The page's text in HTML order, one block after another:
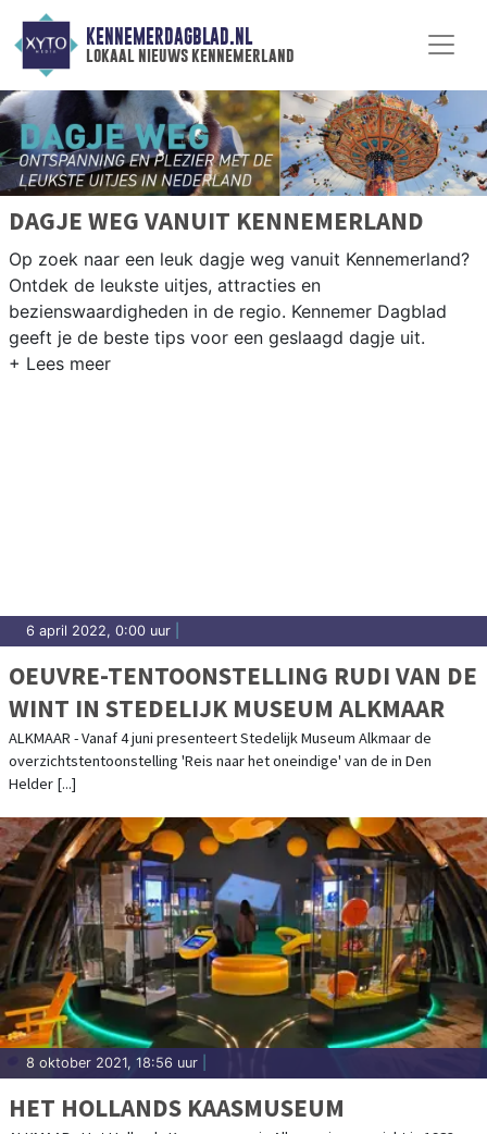
KENNEMERDAGBLAD.NL
lokaal nieuws kennemerland
DAGJE WEG VANUIT KENNEMERLAND
Op zoek naar een leuk dagje weg vanuit Kennemerland?
Ontdek de leukste uitjes, attracties en
bezienswaardigheden in de regio. Kennemer Dagblad
geeft je de beste tips voor een geslaagd dagje uit.
6 april 2022, 0:00 uur
OEUVRE-TENTOONSTELLING RUDI VAN DE
WINT IN STEDELIJK MUSEUM ALKMAAR
ALKMAAR - Vanaf 4 juni presenteert Stedelijk Museum Alkmaar de
overzichtstentoonstelling 'Reis naar het oneindige' van de in Den
Helder [...]
8 oktober 2021, 18:56 uur
HET HOLLANDS KAASMUSEUM